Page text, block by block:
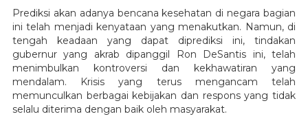
Prediksi akan adanya bencana kesehatan di negara bagian
ini telah menjadi kenyataan yang menakutkan. Namun, di
tengah keadaan yang dapat diprediksi ini, tindakan
gubernur yang akrab dipanggil Ron DeSantis ini, telah
menimbulkan kontroversi dan kekhawatiran yang
mendalam. Krisis yang terus mengancam telah
memunculkan berbagai kebijakan dan respons yang tidak
selalu diterima dengan baik oleh masyarakat.